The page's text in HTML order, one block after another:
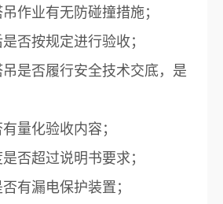
作业有无防碰撞措施；
否按规定进行验收；
是否履行安全技术交底，是
量化验收内容；
否超过说明书要求；
有漏电保护装置；